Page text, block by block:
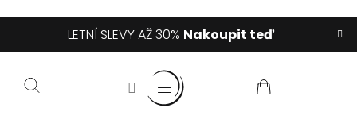
obsah
LETNÍ SLEVY AŽ 30% Nakoupit teď